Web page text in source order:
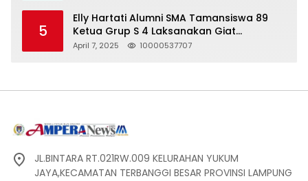
5
Elly Hartati Alumni SMA Tamansiswa 89
Ketua Grup S 4 Laksanakan Giat
Silaturahmi
April 7, 2025 10000537707
JL.BINTARA RT.021RW.009 KELURAHAN YUKUM
JAYA,KECAMATAN TERBANGGI BESAR PROVINSI LAMPUNG